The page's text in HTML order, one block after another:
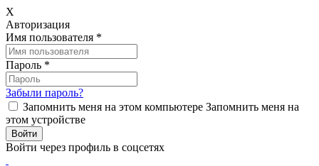
X
Авторизация
Имя пользователя *
Пароль *
Забыли пароль?
Запомнить меня на этом компьютере Запомнить меня на
этом устройстве
Войти через профиль в соцсетях